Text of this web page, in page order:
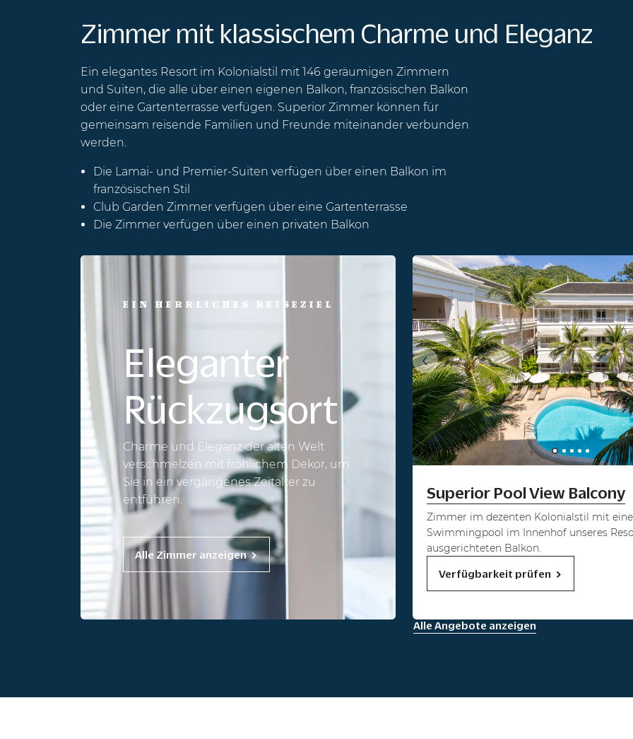
Zimmer mit klassischem Charme und Eleganz
Ein elegantes Resort im Kolonialstil mit 146 geräumigen Zimmern
und Suiten, die alle über einen eigenen Balkon, französischen Balkon
oder eine Gartenterrasse verfügen. Superior Zimmer können für
gemeinsam reisende Familien und Freunde miteinander verbunden
werden.
Die Lamai- und Premier-Suiten verfügen über einen Balkon im
französischen Stil
Club Garden Zimmer verfügen über eine Gartenterrasse
Die Zimmer verfügen über einen privaten Balkon
EIN HERRLICHES REISEZIEL
Eleganter
Rückzugsort
Charme und Eleganz der alten Welt
verschmelzen mit fröhlichem Dekor, um
Sie in ein vergangenes Zeitalter zu
entführen.
Alle Zimmer anzeigen
Superior Pool View Balcony
Zimmer im dezenten Kolonialstil mit
Swimmingpool im Innenhof unseres
ausgerichteten Balkon.
Verfügbarkeit prüfen
Alle Angebote anzeigen